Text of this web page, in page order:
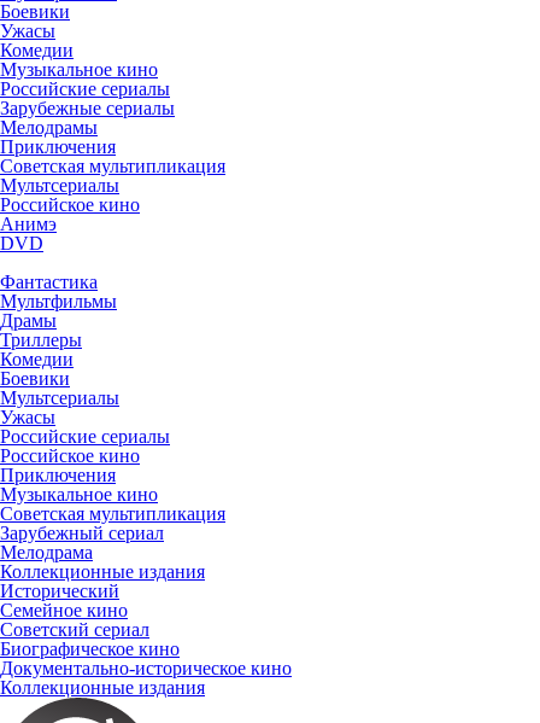
Боевики
Ужасы
Комедии
Музыкальное кино
Российские сериалы
Зарубежные сериалы
Мелодрамы
Приключения
Советская мультипликация
Мультсериалы
Российское кино
Анимэ
DVD
Фантастика
Мультфильмы
Драмы
Триллеры
Комедии
Боевики
Мультсериалы
Ужасы
Российские сериалы
Российское кино
Приключения
Музыкальное кино
Советская мультипликация
Зарубежный сериал
Мелодрама
Коллекционные издания
Исторический
Семейное кино
Советский сериал
Биографическое кино
Документально-историческое кино
Коллекционные издания